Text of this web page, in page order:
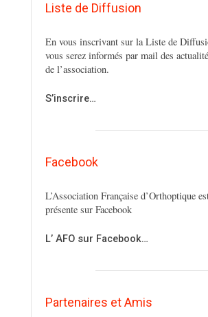
Liste de Diffusion
En vous inscrivant sur la Liste de
vous serez informés par mail des
de l’association.
S’inscrire…
Facebook
L’Association Française d’Orthoptique
présente sur Facebook
L’ AFO sur Facebook…
Partenaires et Amis